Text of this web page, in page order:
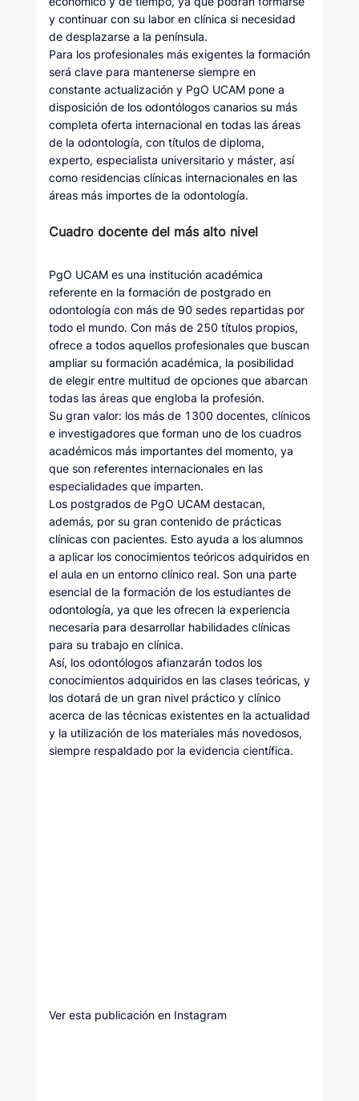
y continuar con su labor en clínica si necesidad
de desplazarse a la península.
Para los profesionales más exigentes la formación
será clave para mantenerse siempre en
constante actualización y PgO UCAM pone a
disposición de los odontólogos canarios su más
completa oferta internacional en todas las áreas
de la odontología, con títulos de diploma,
experto, especialista universitario y máster, así
como residencias clínicas internacionales en las
áreas más importes de la odontología.
Cuadro docente del más alto nivel
PgO UCAM es una institución académica
referente en la formación de postgrado en
odontología con más de 90 sedes repartidas por
todo el mundo. Con más de 250 títulos propios,
ofrece a todos aquellos profesionales que buscan
ampliar su formación académica, la posibilidad
de elegir entre multitud de opciones que abarcan
todas las áreas que engloba la profesión.
Su gran valor: los más de 1300 docentes, clínicos
e investigadores que forman uno de los cuadros
académicos más importantes del momento, ya
que son referentes internacionales en las
especialidades que imparten.
Los postgrados de PgO UCAM destacan,
además, por su gran contenido de prácticas
clínicas con pacientes. Esto ayuda a los alumnos
a aplicar los conocimientos teóricos adquiridos en
el aula en un entorno clínico real. Son una parte
esencial de la formación de los estudiantes de
odontología, ya que les ofrecen la experiencia
necesaria para desarrollar habilidades clínicas
para su trabajo en clínica.
Así, los odontólogos afianzarán todos los
conocimientos adquiridos en las clases teóricas, y
los dotará de un gran nivel práctico y clínico
acerca de las técnicas existentes en la actualidad
y la utilización de los materiales más novedosos,
siempre respaldado por la evidencia científica.
Ver esta publicación en Instagram